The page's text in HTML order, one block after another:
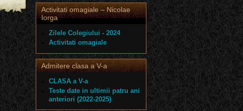
Activitati omagiale – Nicolae
Iorga
Zilele Colegiului - 2024
Activitati omagiale
Admitere clasa a V-a
CLASA a V-a
Teste date in ultimii patru ani
anteriori (2022-2025)